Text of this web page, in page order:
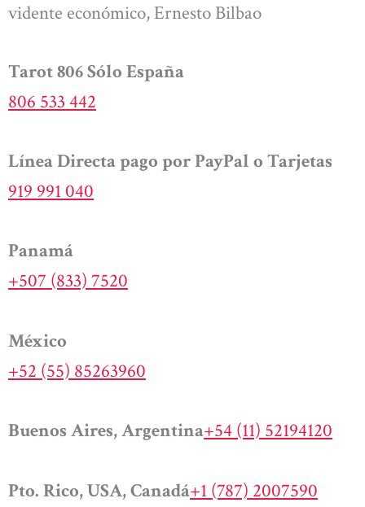
vidente económico, Ernesto Bilbao
Tarot 806 Sólo España
806 533 442
Línea Directa pago por PayPal o Tarjetas
919 991 040
Panamá
+507 (833) 7520
México
+52 (55) 85263960
Buenos Aires, Argentina+54 (11) 52194120
Pto. Rico, USA, Canadá+1 (787) 2007590